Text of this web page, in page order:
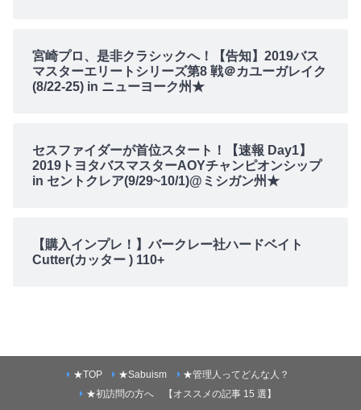
宮崎プロ、是非クラシックへ！【告知】2019バス
マスターエリートシリーズ第8 戦＠カユーガレイク
(8/22-25) in ニューヨーク州★
セスファイダーが首位スタート！【速報 Day1】
2019トヨタバスマスターAOYチャンピオンシップ
in セントクレア(9/29~10/1)@ミシガン州★
【購入インプレ！】バークレー社ハードベイト
Cutter(カッター ) 110+
★TOP ★Sabuism
★管理人ってどんな人？
★初訪問の方へ 【オススメの記事 15 選】